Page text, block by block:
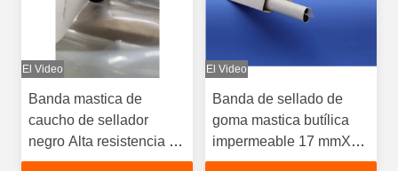
El Video
Banda mastica de
caucho de sellador
negro Alta resistencia a
los rayos UV
El Video
Banda de sellado de
goma mastica butílica
impermeable 17 mmX17
mm